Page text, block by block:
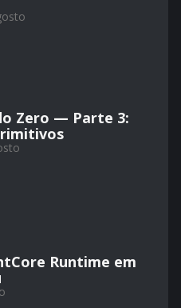
Zero — Parte 3:
Runtime em